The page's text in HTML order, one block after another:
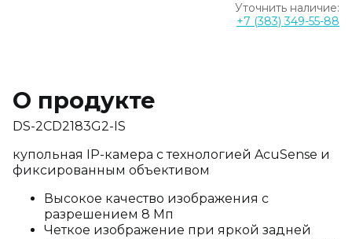
Уточнить наличие:
+7 (383) 349-55-88
О продукте
DS-2CD2183G2-IS
купольная IP-камера с технологией AcuSense и
фиксированным объективом
Высокое качество изображения с
разрешением 8 Мп
Четкое изображение при яркой задней